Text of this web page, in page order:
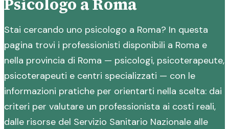
Psicologo a Roma
Stai cercando uno psicologo a Roma? In questa
pagina trovi i professionisti disponibili a Roma e
nella provincia di Roma — psicologi, psicoterapeute,
psicoterapeuti e centri specializzati — con le
informazioni pratiche per orientarti nella scelta: dai
criteri per valutare un professionista ai costi reali,
dalle risorse del Servizio Sanitario Nazionale alle